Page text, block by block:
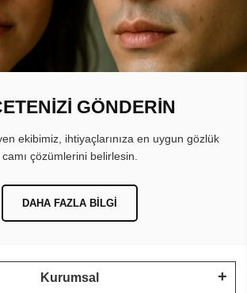
GÖNDERİN
ekibimiz, ihtiyaçlarınıza en uygun gözlük
camı çözümlerini belirlesin.
DAHA FAZLA BILGI
Kurumsal